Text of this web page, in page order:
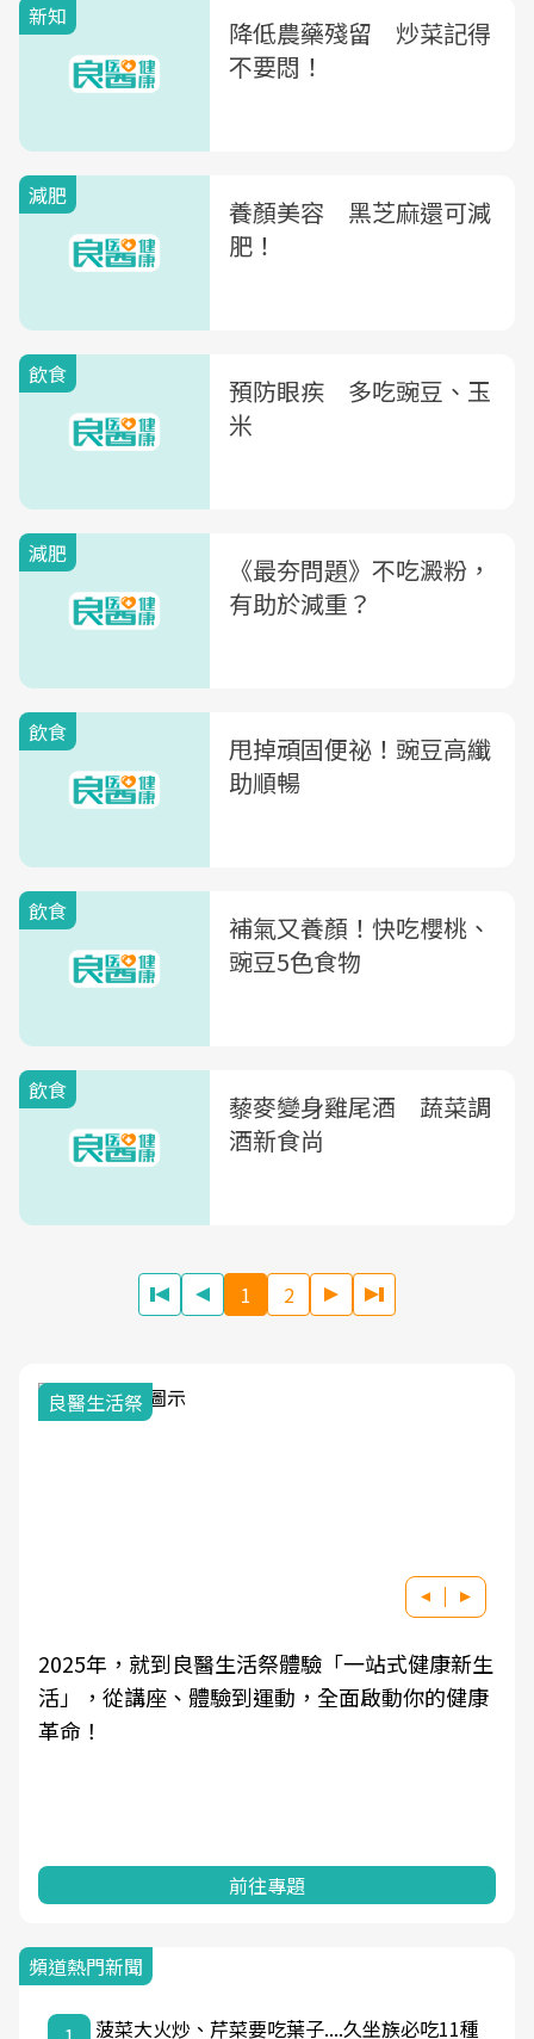
新知
降低農藥殘留 炒菜記得
不要悶！
減肥
養顏美容 黑芝麻還可減
肥！
飲食
預防眼疾 多吃豌豆、玉
米
減肥
《最夯問題》不吃澱粉，
有助於減重？
飲食
甩掉頑固便祕！豌豆高纖
助順暢
飲食
補氣又養顏！快吃櫻桃、
豌豆5色食物
飲食
藜麥變身雞尾酒 蔬菜調
酒新食尚
1 2
良醫生活祭
2025年，就到良醫生活祭體驗「一站式健康新生
活」，從講座、體驗到運動，全面啟動你的健康
革命！
前往專題
頻道熱門新聞
菠菜大火炒、芹菜要吃葉子....久坐族必吃11種